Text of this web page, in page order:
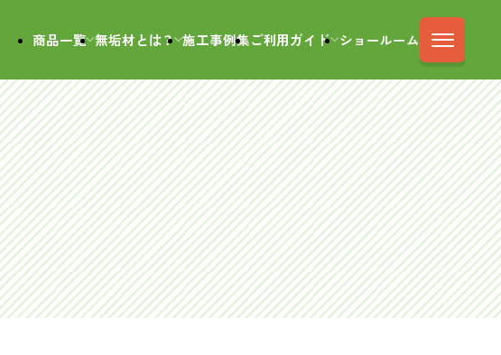
商品一覧 無垢材とは？ 施工事例集 ご利用ガイド ショールーム